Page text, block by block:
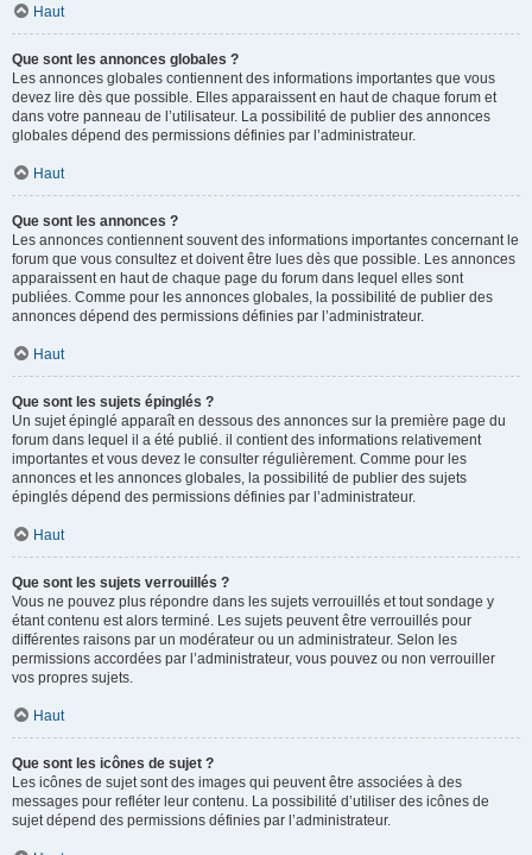
Haut
Que sont les annonces globales ?
Les annonces globales contiennent des informations importantes que vous
devez lire dès que possible. Elles apparaissent en haut de chaque forum et
dans votre panneau de l’utilisateur. La possibilité de publier des annonces
globales dépend des permissions définies par l’administrateur.
Haut
Que sont les annonces ?
Les annonces contiennent souvent des informations importantes concernant le
forum que vous consultez et doivent être lues dès que possible. Les annonces
apparaissent en haut de chaque page du forum dans lequel elles sont
publiées. Comme pour les annonces globales, la possibilité de publier des
annonces dépend des permissions définies par l’administrateur.
Haut
Que sont les sujets épinglés ?
Un sujet épinglé apparaît en dessous des annonces sur la première page du
forum dans lequel il a été publié. il contient des informations relativement
importantes et vous devez le consulter régulièrement. Comme pour les
annonces et les annonces globales, la possibilité de publier des sujets
épinglés dépend des permissions définies par l’administrateur.
Haut
Que sont les sujets verrouillés ?
Vous ne pouvez plus répondre dans les sujets verrouillés et tout sondage y
étant contenu est alors terminé. Les sujets peuvent être verrouillés pour
différentes raisons par un modérateur ou un administrateur. Selon les
permissions accordées par l’administrateur, vous pouvez ou non verrouiller
vos propres sujets.
Haut
Que sont les icônes de sujet ?
Les icônes de sujet sont des images qui peuvent être associées à des
messages pour refléter leur contenu. La possibilité d’utiliser des icônes de
sujet dépend des permissions définies par l’administrateur.